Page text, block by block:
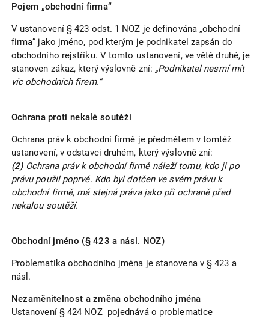
Pojem „obchodní firma“
V ustanovení § 423 odst. 1 NOZ je definována „obchodní
firma“ jako jméno, pod kterým je podnikatel zapsán do
obchodního rejstříku. V tomto ustanovení, ve větě druhé, je
stanoven zákaz, který výslovně zní: „Podnikatel nesmí mít
víc obchodních firem.“
Ochrana proti nekalé soutěži
Ochrana práv k obchodní firmě je předmětem v tomtéž
ustanovení, v odstavci druhém, který výslovně zní:
(2)Ochrana práv k obchodní firmě náleží tomu, kdo ji po
právu použil poprvé. Kdo byl dotčen ve svém právu k
obchodní firmě, má stejná práva jako při ochraně před
nekalou soutěží.
Obchodní jméno (§ 423 a násl. NOZ)
Problematika obchodního jména je stanovena v § 423 a
násl.
Nezaměnitelnost a změna obchodního jména
Ustanovení § 424 NOZ pojednává o problematice